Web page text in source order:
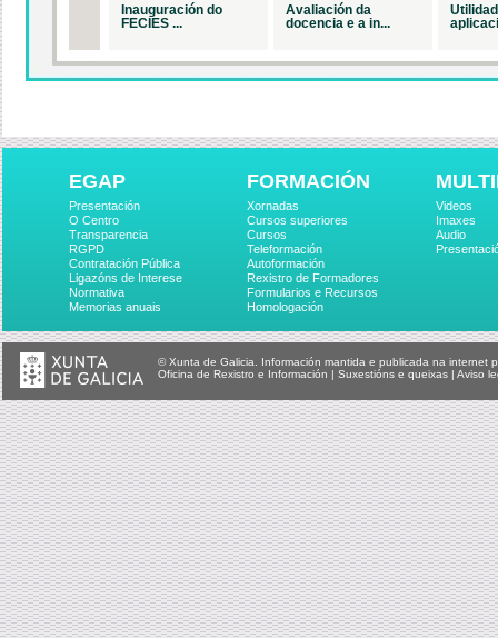
Inauguración do
FECIES ...
Avaliación da
docencia e a in...
EGAP
Presentación
O Centro
Transparencia
RGPD
Contratación Pública
Ligazóns de Interese
Normativa
Memorias anuais
FORMACIÓN
Xornadas
Cursos superiores
Cursos
Teleformación
Autoformación
Rexistro de Formadores
Formularios e Recursos
Homologación
Videos
Imaxes
Audio
© Xunta de Galicia. Información mantida e publicada na internet
Oficina de Rexistro e Información | Suxestións e queixas | Aviso